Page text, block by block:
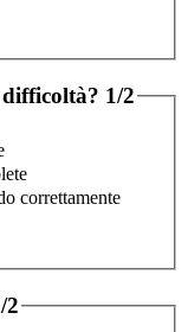
1/2
correttamente
2